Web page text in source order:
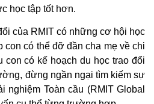
học tập tốt hơn.
của RMIT có những cơ hội học
con có thể đỡ đần cha mẹ về chi
con có kế hoạch du học trao đổi
đừng ngần ngại tìm kiếm sự
nghiệm Toàn cầu (RMIT Global